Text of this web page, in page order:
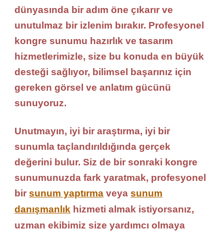
dünyasında bir adım öne çıkarır ve
unutulmaz bir izlenim bırakır. Profesyonel
kongre sunumu hazırlık ve tasarım
hizmetlerimizle, size bu konuda en büyük
desteği sağlıyor, bilimsel başarınız için
gereken görsel ve anlatım gücünü
sunuyoruz.
Unutmayın, iyi bir araştırma, iyi bir
sunumla taçlandırıldığında gerçek
değerini bulur. Siz de bir sonraki kongre
sunumunuzda fark yaratmak, profesyonel
bir sunum yaptırma veya sunum
danışmanlık hizmeti almak istiyorsanız,
uzman ekibimiz size yardımcı olmaya